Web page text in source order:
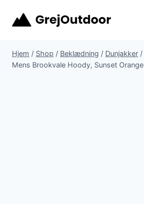
Hjem / Shop / Beklædning / Dunjakker /
Mens Brookvale Hoody, Sunset Orange